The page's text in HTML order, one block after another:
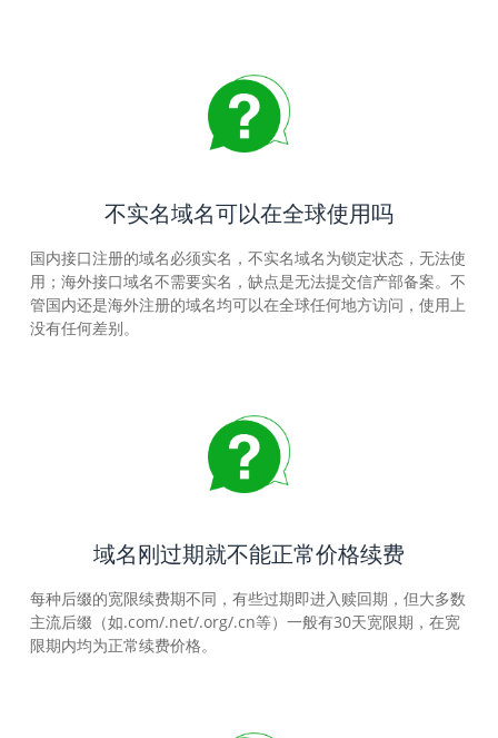
不实名域名可以在全球使用吗
国内接口注册的域名必须实名，不实名域名为锁定状态，无法使
用；海外接口域名不需要实名，缺点是无法提交信产部备案。不
管国内还是海外注册的域名均可以在全球任何地方访问，使用上
没有任何差别。
域名刚过期就不能正常价格续费
每种后缀的宽限续费期不同，有些过期即进入赎回期，但大多数
主流后缀（如.com/.net/.org/.cn等）一般有30天宽限期，在宽
限期内均为正常续费价格。